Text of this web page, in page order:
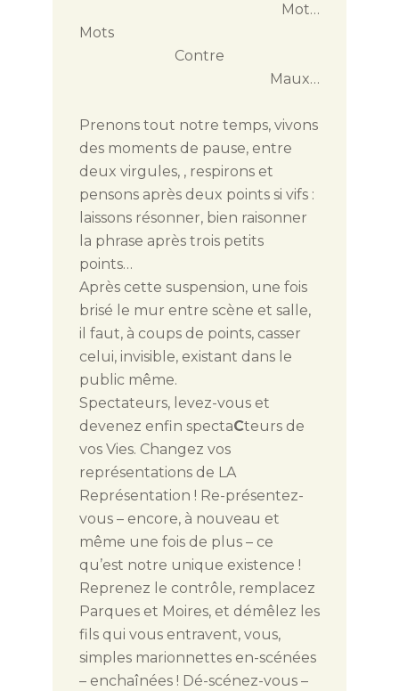
Mot…
Mots
Contre
Maux…
Prenons tout notre temps, vivons
des moments de pause, entre
deux virgules, , respirons et
pensons après deux points si vifs :
laissons résonner, bien raisonner
la phrase après trois petits
points…
Après cette suspension, une fois
brisé le mur entre scène et salle,
il faut, à coups de points, casser
celui, invisible, existant dans le
public même.
Spectateurs, levez-vous et
devenez enfin spectaCteurs de
vos Vies. Changez vos
représentations de LA
Représentation ! Re-présentez-
vous – encore, à nouveau et
même une fois de plus – ce
qu’est notre unique existence !
Reprenez le contrôle, remplacez
Parques et Moires, et démêlez les
fils qui vous entravent, vous,
simples marionnettes en-scénées
– enchaînées ! Dé-scénez-vous –